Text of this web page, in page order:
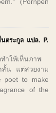
ตระกูล แปล. P.
ำให้เห็นภาพ
สั้น แต่สวยงาม
poet to make
of the